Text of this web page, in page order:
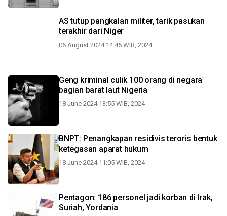
AS tutup pangkalan militer, tarik pasukan
terakhir dari Niger
06 August 2024 14:45 WIB, 2024
Geng kriminal culik 100 orang di negara
bagian barat laut Nigeria
18 June 2024 13:55 WIB, 2024
BNPT: Penangkapan residivis teroris bentuk
ketegasan aparat hukum
18 June 2024 11:05 WIB, 2024
Pentagon: 186 personel jadi korban di Irak,
Suriah, Yordania